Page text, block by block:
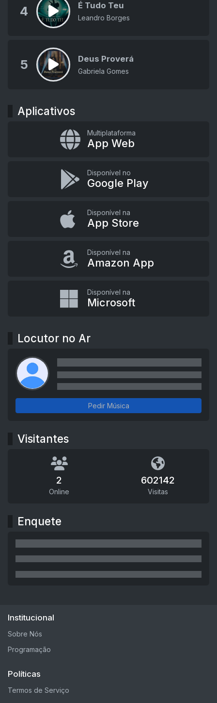
4 É Tudo Teu
Leandro Borges
5 Deus Proverá
Gabriela Gomes
Aplicativos
Multiplataforma
App Web
Disponível no
Google Play
Disponível na
App Store
Disponível na
Amazon App
Disponível na
Microsoft
Locutor no Ar
Pedir Música
Visitantes
2
Online
602142
Visitas
Enquete
Institucional
Sobre Nós
Programação
Políticas
Termos de Serviço